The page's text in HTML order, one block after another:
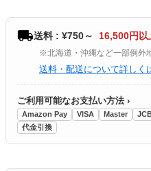
送料 : ¥750～ 16,500円以
※北海道・沖縄など一部例外
送料・配送について詳しく
ご利用可能なお支払い方法 ›
Amazon Pay VISA Master
代金引換